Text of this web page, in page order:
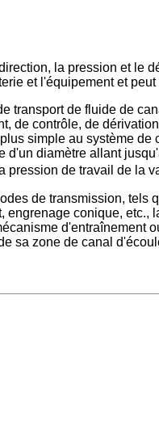
la pression et le
et l'équipement et
transport de fluide de
de contrôle, de
simple au système
diamètre allant
pression de travail de
de transmission,
conique,
d'entraînement
sa zone de canal